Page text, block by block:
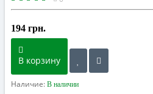
194 грн.
В корзину
Наличие: В наличии